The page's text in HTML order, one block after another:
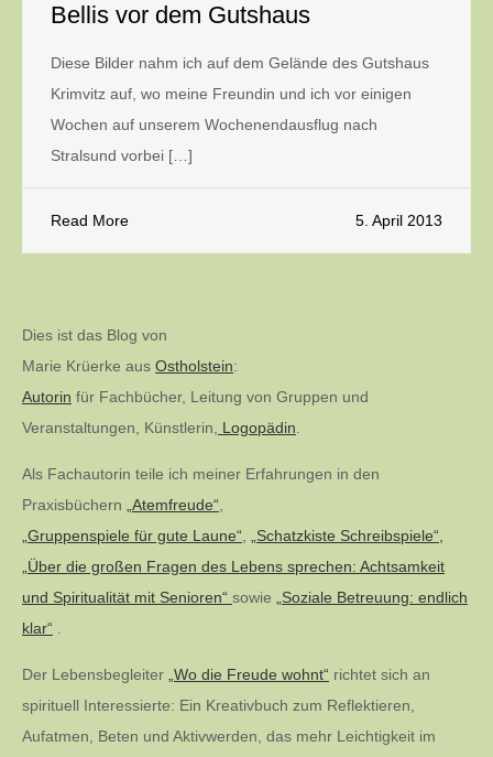
Bellis vor dem Gutshaus
Diese Bilder nahm ich auf dem Gelände des Gutshaus
Krimvitz auf, wo meine Freundin und ich vor einigen
Wochen auf unserem Wochenendausflug nach
Stralsund vorbei […]
Read More 5. April 2013
Dies ist das Blog von
Marie Krüerke aus Ostholstein:
Autorin für Fachbücher, Leitung von Gruppen und
Veranstaltungen, Künstlerin,
Logopädin
Als Fachautorin teile ich meiner Erfahrungen in den
Praxisbüchern
„Atemfreude“
„Gruppenspiele für gute Laune“
„Schatzkiste Schreibspiele“,
„Über die großen Fragen des Lebens sprechen: Achtsamkeit
und Spiritualität mit Senioren“ sowie
„Soziale Betreuung: endlich
klar“
Der Lebensbegleiter „Wo die Freude wohnt“ richtet sich an
spirituell Interessierte: Ein Kreativbuch zum Reflektieren,
Aufatmen, Beten und Aktivwerden, das mehr Leichtigkeit im